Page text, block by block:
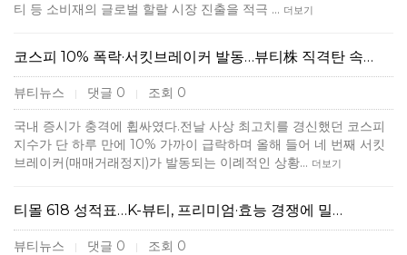
티 등 소비재의 글로벌 할랄 시장 진출을 적극 … 더보기
코스피 10% 폭락·서킷브레이커 발동…뷰티株 직격탄 속…
뷰티뉴스 | 댓글 0 | 조회 0
국내 증시가 충격에 휩싸였다.전날 사상 최고치를 경신했던 코스피
지수가 단 하루 만에 10% 가까이 급락하며 올해 들어 네 번째 서킷
브레이커(매매거래정지)가 발동되는 이례적인 상황… 더보기
티몰 618 성적표…K-뷰티, 프리미엄·효능 경쟁에 밀…
뷰티뉴스 | 댓글 0 | 조회 0